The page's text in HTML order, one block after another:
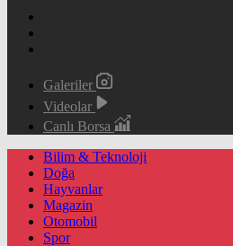
Galeriler
Videolar
Canlı Borsa
Bilim & Teknoloji
Doğa
Hayvanlar
Magazin
Otomobil
Spor